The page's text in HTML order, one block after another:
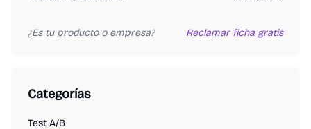
¿Es tu producto o empresa? Reclamar ficha gratis
Categorías
Test A/B